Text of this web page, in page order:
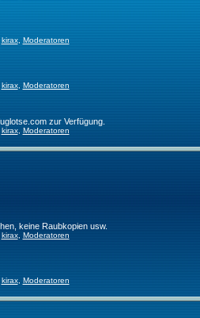
kirax, Moderatoren
kirax, Moderatoren
zur Verfügung.
kirax, Moderatoren
keine Raubkopien usw.
kirax, Moderatoren
kirax, Moderatoren